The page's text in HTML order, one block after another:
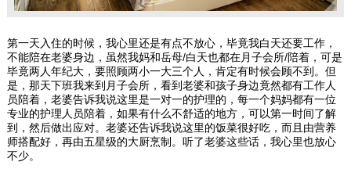
第一天入住的时候，我心里还是有点不放心，毕竟我白天还要工作，
不能陪在老婆身边，虽然我妈和岳母/白天也都在月子会所/陪着，可是
毕竟两人年纪大，要照顾两小一大三个人，肯定有时候会顾不到。但
是，那天下班我来到月子会所，看到老婆和孩子身边竟然都有工作人
员陪着，老婆告诉我说这里是一对一的护理的，每一个妈妈都有一位
专业的护理人员陪着，如果有什么不舒适的地方，可以第一时间了解
到，然后做出应对。老婆还告诉我说这里的饭菜很好吃，而且由营养
师搭配好，再由五星级的大厨烹制。听了老婆这些话，我心里也放心
不少。